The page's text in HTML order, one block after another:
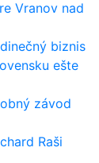
Vranov nad
biznis
ešte
závod
Raši